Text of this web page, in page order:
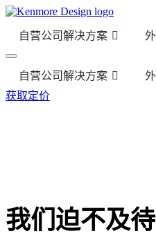
自营公司解决方案
自营公司解决方案
获取定价
我们迫不及